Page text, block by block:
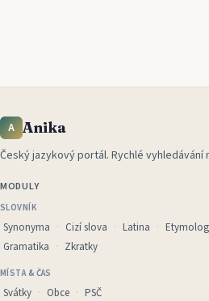
A Anika
Český jazykový portál. Rychlé vyhledávání
MODULY
SLOVNÍK
Synonyma Cizí slova Latina
Gramatika
Zkratky
MÍSTA & ČAS
Svátky Obce PSČ